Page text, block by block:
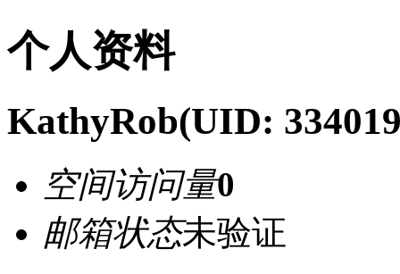
个人资料
KathyRob(UID:
空间访问量0
邮箱状态未验证